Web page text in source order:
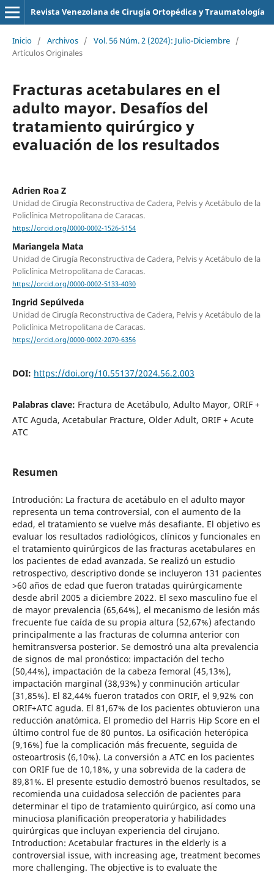
Revista Venezolana de Cirugía Ortopédica y Traumatología
Inicio / Archivos / Vol. 56 Núm. 2 (2024): Julio-Diciembre /
Artículos Originales
Fracturas acetabulares en el
adulto mayor. Desafíos del
tratamiento quirúrgico y
evaluación de los resultados
Adrien Roa Z
Unidad de Cirugía Reconstructiva de Cadera, Pelvis y Acetábulo de la
Policlínica Metropolitana de Caracas.
https://orcid.org/0000-0002-1526-5154
Mariangela Mata
Unidad de Cirugía Reconstructiva de Cadera, Pelvis y Acetábulo de la
Policlínica Metropolitana de Caracas.
https://orcid.org/0000-0002-5133-4030
Ingrid Sepúlveda
Unidad de Cirugía Reconstructiva de Cadera, Pelvis y Acetábulo de la
Policlínica Metropolitana de Caracas.
https://orcid.org/0000-0002-2070-6356
DOI: https://doi.org/10.55137/2024.56.2.003
Palabras clave: Fractura de Acetábulo, Adulto Mayor, ORIF +
ATC Aguda, Acetabular Fracture, Older Adult, ORIF + Acute
ATC
Resumen
Introdución: La fractura de acetábulo en el adulto mayor
representa un tema controversial, con el aumento de la
edad, el tratamiento se vuelve más desafiante. El objetivo es
evaluar los resultados radiológicos, clínicos y funcionales en
el tratamiento quirúrgicos de las fracturas acetabulares en
los pacientes de edad avanzada. Se realizó un estudio
retrospectivo, descriptivo donde se incluyeron 131 pacientes
>60 años de edad que fueron tratadas quirúrgicamente
desde abril 2005 a diciembre 2022. El sexo masculino fue el
de mayor prevalencia (65,64%), el mecanismo de lesión más
frecuente fue caída de su propia altura (52,67%) afectando
principalmente a las fracturas de columna anterior con
hemitransversa posterior. Se demostró una alta prevalencia
de signos de mal pronóstico: impactación del techo
(50,44%), impactación de la cabeza femoral (45,13%),
impactación marginal (38,93%) y conminución articular
(31,85%). El 82,44% fueron tratados con ORIF, el 9,92% con
ORIF+ATC aguda. El 81,67% de los pacientes obtuvieron una
reducción anatómica. El promedio del Harris Hip Score en el
último control fue de 80 puntos. La osificación heterópica
(9,16%) fue la complicación más frecuente, seguida de
osteoartrosis (6,10%). La conversión a ATC en los pacientes
con ORIF fue de 10,18%, y una sobrevida de la cadera de
89,81%. El presente estudio demostró buenos resultados, se
recomienda una cuidadosa selección de pacientes para
determinar el tipo de tratamiento quirúrgico, así como una
minuciosa planificación preoperatoria y habilidades
quirúrgicas que incluyan experiencia del cirujano.
Introduction: Acetabular fractures in the elderly is a
controversial issue, with increasing age, treatment becomes
more challenging. The objective is to evaluate the